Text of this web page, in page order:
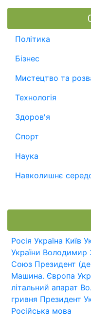
Політика
Бізнес
Мистецтво та
Технологія
Здоров'я
Спорт
Наука
Навколишнє
Росія Україна Київ
України Володимир
Союз Президент
Машина. Європа
літальний апарат
гривня Президент
Російська мова